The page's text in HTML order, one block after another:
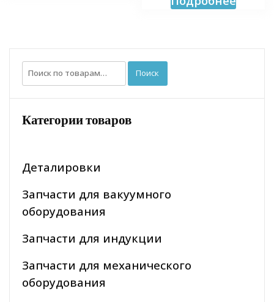
Искать: Поиск
Категории товаров
Деталировки
Запчасти для вакуумного
оборудования
Запчасти для индукции
Запчасти для механического
оборудования